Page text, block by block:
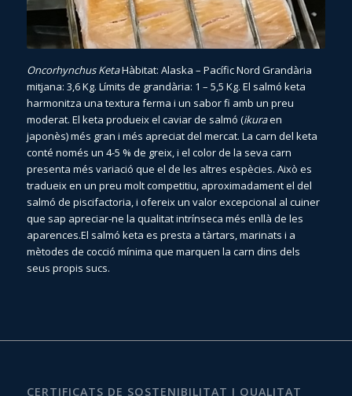
Oncorhynchus KetaHàbitat: Alaska – Pacífic Nord Grandària
mitjana: 3,6 Kg. Límits de grandària: 1 – 5,5 Kg. El salmó keta
harmonitza una textura ferma i un sabor fi amb un preu
moderat. El keta produeix el caviar de salmó (ikuraen
japonès) més gran i més apreciat del mercat. La carn del keta
conté només un 4-5 % de greix, i el color de la seva carn
presenta més variació que el de les altres espècies. Això es
tradueix en un preu molt competitiu, aproximadament el del
salmó de piscifactoria, i ofereix un valor excepcional al cuiner
que sap apreciar-ne la qualitat intrínseca més enllà de les
aparences.El salmó keta es presta a tàrtars, marinats i a
mètodes de cocció mínima que marquen la carn dins dels
seus propis sucs.
CERTIFICATS DE SOSTENIBILITAT I QUALITAT